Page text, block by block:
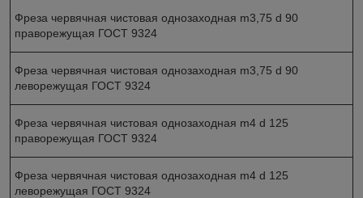
Фреза червячная чистовая однозаходная m3,75 d 90
праворежущая ГОСТ 9324
Фреза червячная чистовая однозаходная m3,75 d 90
леворежущая ГОСТ 9324
Фреза червячная чистовая однозаходная m4 d 125
праворежущая ГОСТ 9324
Фреза червячная чистовая однозаходная m4 d 125
леворежущая ГОСТ 9324